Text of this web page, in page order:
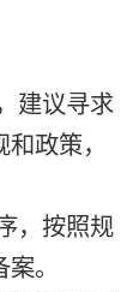
建议寻求
政策，
，按照规
。